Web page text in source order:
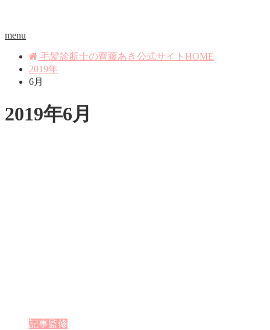
menu
毛髪診断士の齊藤あき公式サイトHOME
2019年
6月
2019年6月
記事監修